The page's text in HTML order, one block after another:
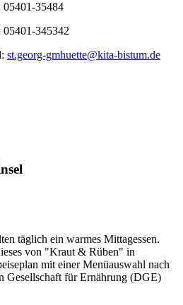
05401-35484
05401-345342
st.georg-gmhuette@kita-bistum.de
täglich ein warmes Mittagessen.
von "Kraut & Rüben" in
mit einer Menüauswahl nach
Gesellschaft für Ernährung (DGE)